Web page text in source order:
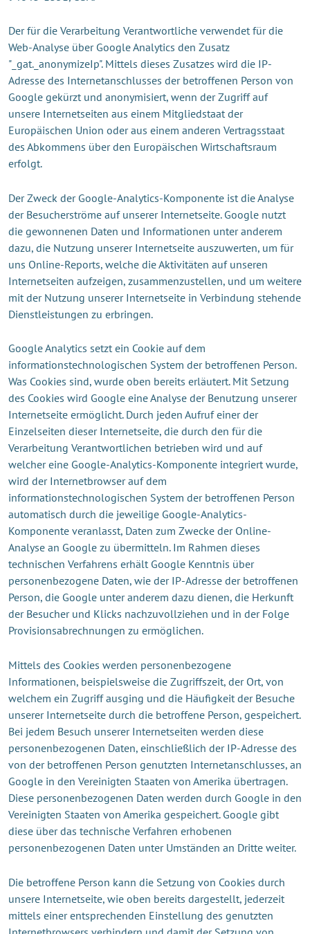
Der für die Verarbeitung Verantwortliche verwendet für die
Web-Analyse über Google Analytics den Zusatz
"_gat._anonymizeIp". Mittels dieses Zusatzes wird die IP-
Adresse des Internetanschlusses der betroffenen Person von
Google gekürzt und anonymisiert, wenn der Zugriff auf
unsere Internetseiten aus einem Mitgliedstaat der
Europäischen Union oder aus einem anderen Vertragsstaat
des Abkommens über den Europäischen Wirtschaftsraum
erfolgt.
Der Zweck der Google-Analytics-Komponente ist die Analyse
der Besucherströme auf unserer Internetseite. Google nutzt
die gewonnenen Daten und Informationen unter anderem
dazu, die Nutzung unserer Internetseite auszuwerten, um für
uns Online-Reports, welche die Aktivitäten auf unseren
Internetseiten aufzeigen, zusammenzustellen, und um weitere
mit der Nutzung unserer Internetseite in Verbindung stehende
Dienstleistungen zu erbringen.
Google Analytics setzt ein Cookie auf dem
informationstechnologischen System der betroffenen Person.
Was Cookies sind, wurde oben bereits erläutert. Mit Setzung
des Cookies wird Google eine Analyse der Benutzung unserer
Internetseite ermöglicht. Durch jeden Aufruf einer der
Einzelseiten dieser Internetseite, die durch den für die
Verarbeitung Verantwortlichen betrieben wird und auf
welcher eine Google-Analytics-Komponente integriert wurde,
wird der Internetbrowser auf dem
informationstechnologischen System der betroffenen Person
automatisch durch die jeweilige Google-Analytics-
Komponente veranlasst, Daten zum Zwecke der Online-
Analyse an Google zu übermitteln. Im Rahmen dieses
technischen Verfahrens erhält Google Kenntnis über
personenbezogene Daten, wie der IP-Adresse der betroffenen
Person, die Google unter anderem dazu dienen, die Herkunft
der Besucher und Klicks nachzuvollziehen und in der Folge
Provisionsabrechnungen zu ermöglichen.
Mittels des Cookies werden personenbezogene
Informationen, beispielsweise die Zugriffszeit, der Ort, von
welchem ein Zugriff ausging und die Häufigkeit der Besuche
unserer Internetseite durch die betroffene Person, gespeichert.
Bei jedem Besuch unserer Internetseiten werden diese
personenbezogenen Daten, einschließlich der IP-Adresse des
von der betroffenen Person genutzten Internetanschlusses, an
Google in den Vereinigten Staaten von Amerika übertragen.
Diese personenbezogenen Daten werden durch Google in den
Vereinigten Staaten von Amerika gespeichert. Google gibt
diese über das technische Verfahren erhobenen
personenbezogenen Daten unter Umständen an Dritte weiter.
Die betroffene Person kann die Setzung von Cookies durch
unsere Internetseite, wie oben bereits dargestellt, jederzeit
mittels einer entsprechenden Einstellung des genutzten